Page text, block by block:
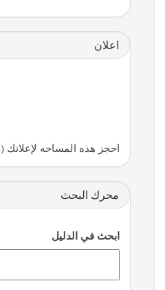
اعلان
احجز هذه المساحه لإعلانك (ad4)
محرك البحث
ابحث في الدليل